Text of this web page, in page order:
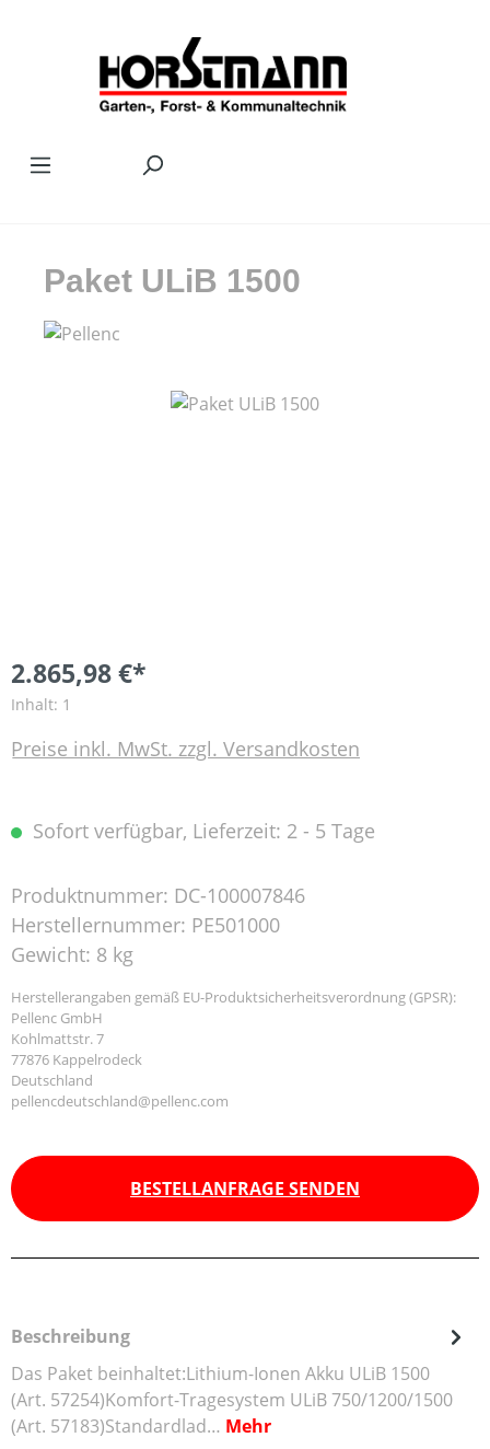
Paket ULiB 1500
Bildergalerie überspringen
2.865,98 €*
Inhalt: 1
Preise inkl. MwSt. zzgl. Versandkosten
Sofort verfügbar, Lieferzeit: 2 - 5 Tage
Produktnummer: DC-100007846
Herstellernummer: PE501000
Gewicht: 8 kg
Herstellerangaben gemäß EU-Produktsicherheitsverordnung (GPSR):
Pellenc GmbH
Kohlmattstr. 7
77876 Kappelrodeck
Deutschland
pellencdeutschland@pellenc.com
BESTELLANFRAGE SENDEN
Beschreibung
Das Paket beinhaltet:Lithium-Ionen Akku ULiB 1500
(Art. 57254)Komfort-Tragesystem ULiB 750/1200/1500
(Art. 57183)Standardlad… Mehr